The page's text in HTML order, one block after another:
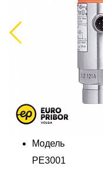
Previous
Модель
PE3001